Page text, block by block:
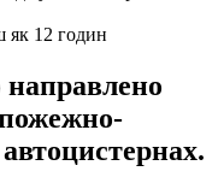
як 12 годин
направлено
пожежно-